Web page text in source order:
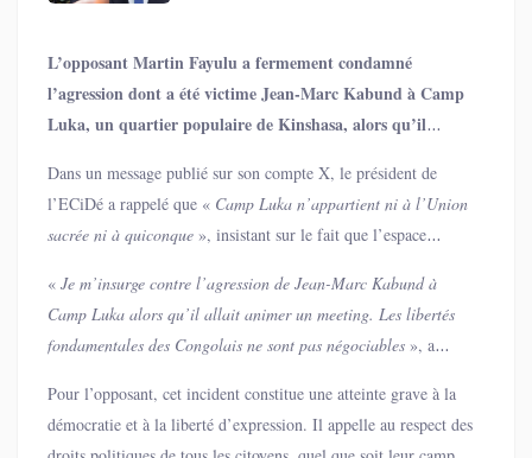
L’opposant Martin Fayulu a fermement condamné
l’agression dont a été victime Jean-Marc Kabund à Camp
Luka, un quartier populaire de Kinshasa, alors qu’il
Dans un message publié sur son compte X, le président de
l’ECiDé a rappelé que « Camp Luka n’appartient ni à l’Union
sacrée ni à quiconque », insistant sur le fait que l’espace
« Je m’insurge contre l’agression de Jean-Marc Kabund à
Camp Luka alors qu’il allait animer un meeting. Les libertés
fondamentales des Congolais ne sont pas négociables », a
des poursuites immédiates» contre les auteurs de cette attaque.
Pour l’opposant, cet incident constitue une atteinte grave à la
démocratie et à la liberté d’expression. Il appelle au respect des